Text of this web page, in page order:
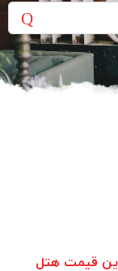
قیمت هتل